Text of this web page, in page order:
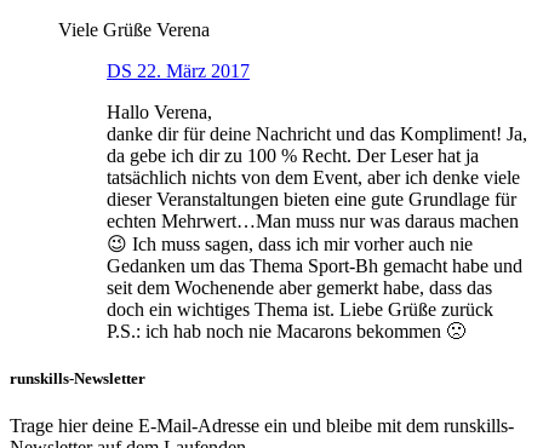
Viele Grüße Verena
DS 22. März 2017
Hallo Verena,
danke dir für deine Nachricht und das Kompliment! Ja,
da gebe ich dir zu 100 % Recht. Der Leser hat ja
tatsächlich nichts von dem Event, aber ich denke viele
dieser Veranstaltungen bieten eine gute Grundlage für
echten Mehrwert…Man muss nur was daraus machen
😉 Ich muss sagen, dass ich mir vorher auch nie
Gedanken um das Thema Sport-Bh gemacht habe und
seit dem Wochenende aber gemerkt habe, dass das
doch ein wichtiges Thema ist. Liebe Grüße zurück
P.S.: ich hab noch nie Macarons bekommen 🙁
runskills-Newsletter
Trage hier deine E-Mail-Adresse ein und bleibe mit dem runskills-